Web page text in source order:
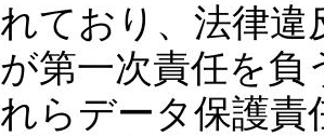
れており、法律違
が第一次責任を負
れらデータ保護責